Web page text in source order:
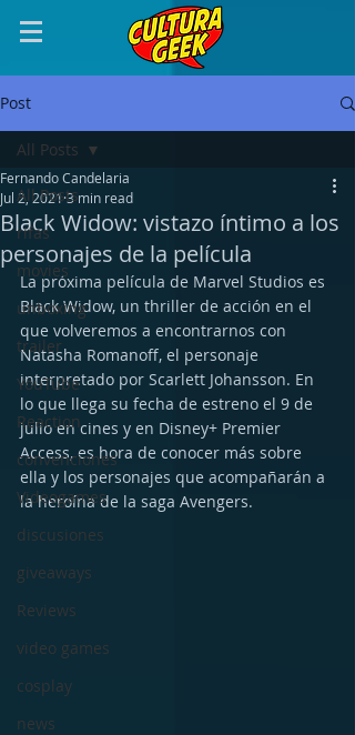
Post
All Posts
rifas
movies
unboxing
trailer
YouTube
Reaction
convenciones
Videogames
discusiones
giveaways
Reviews
video games
cosplay
news
All Posts
Black Widow: vistazo íntimo a los
personajes de la película
Fernando Candelaria
Jul 2, 20213 min read
La próxima película de Marvel Studios es
Black Widow, un thriller de acción en el
que volveremos a encontrarnos con
Natasha Romanoff, el personaje
interpretado por Scarlett Johansson. En
lo que llega su fecha de estreno el 9 de
julio en cines y en Disney+ Premier
Access, es hora de conocer más sobre
ella y los personajes que acompañarán a
la heroína de la saga Avengers.